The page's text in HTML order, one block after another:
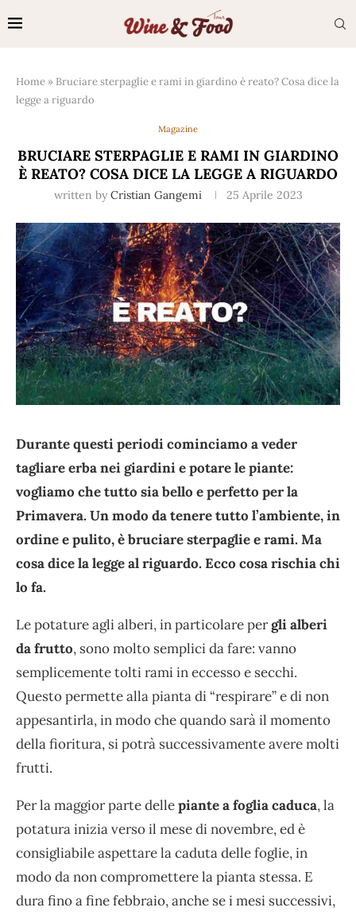
Home » Bruciare sterpaglie e rami in giardino è reato? Cosa dice la
legge a riguardo
Magazine
BRUCIARE STERPAGLIE E RAMI IN GIARDINO
È REATO? COSA DICE LA LEGGE A RIGUARDO
written by Cristian Gangemi 25 Aprile 2023
Durante questi periodi cominciamo a veder
tagliare erba nei giardini e potare le piante:
vogliamo che tutto sia bello e perfetto per la
Primavera. Un modo da tenere tutto l’ambiente, in
ordine e pulito, è bruciare sterpaglie e rami. Ma
cosa dice la legge al riguardo. Ecco cosa rischia chi
lo fa.
Le potature agli alberi, in particolare pergli alberi
da frutto, sono molto semplici da fare: vanno
semplicemente tolti rami in eccesso e secchi.
Questo permette alla pianta di “respirare” e di non
appesantirla, in modo che quando sarà il momento
della fioritura, si potrà successivamente avere molti
frutti.
Per la maggior parte dellepiante a foglia caduca, la
potatura inizia verso il mese di novembre, ed è
consigliabile aspettare la caduta delle foglie, in
modo da non compromettere la pianta stessa. E
dura fino a fine febbraio, anche se i mesi successivi,